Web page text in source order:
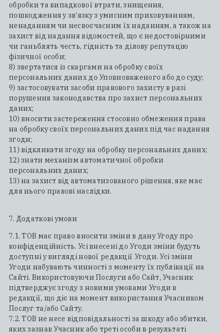
обробки та випадкової втрати, знищення,
пошкодження у зв’язку з умисним приховуванням,
ненаданням чи несвоєчасним їх наданням, а також на
захист від надання відомостей, що є недостовірними
чи ганьблять честь, гідність та ділову репутацію
фізичної особи;
8) звертатися із скаргами на обробку своїх
персональних даних до Уповноваженого або до суду;
9) застосовувати засоби правового захисту в разі
порушення законодавства про захист персональних
даних;
10) вносити застереження стосовно обмеження права
на обробку своїх персональних даних під час надання
згоди;
11) відкликати згоду на обробку персональних даних;
12) знати механізм автоматичної обробки
персональних даних;
13) на захист від автоматизованого рішення, яке має
для нього правові наслідки.
7. Додаткові умови
7.1. ТОВ має право вносити зміни в дану Угоду про
конфіденційність. Усі внесені до Угоди зміни будуть
доступні у вигляді нової редакції Угоди. Усі зміни
Угоди набувають чинності з моменту їх публікації на
Сайті. Використовуючи Послуги або Сайт, Учасник
підтверджує згоду з новими умовами Угоди в
редакції, що діє на момент використання Учасником
Послуг та/або Сайту.
7.2. ТОВ не несе відповідальності за шкоду або збитки,
яких зазнав Учасник або треті особи в результаті